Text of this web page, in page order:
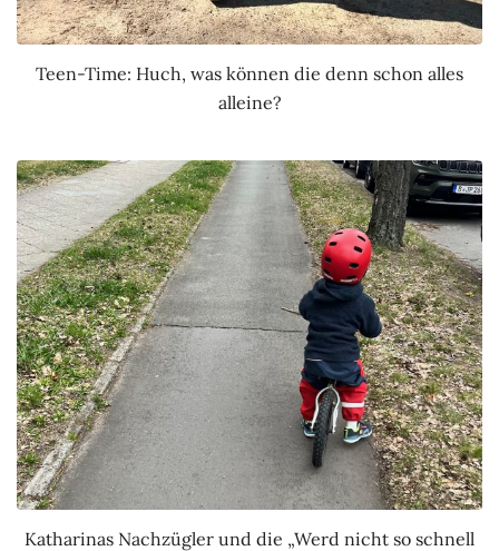
Teen-Time: Huch, was können die denn schon alles
alleine?
Katharinas Nachzügler und die „Werd nicht so schnell